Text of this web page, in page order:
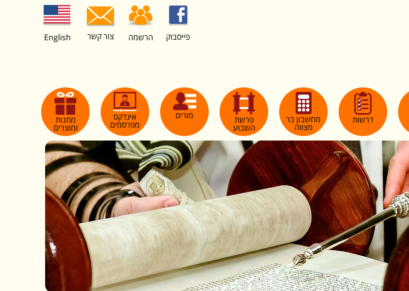
פייסבוק הרשמה צור קשר English
דרשות
מחשבון בר
מצווה
פרשת
השבוע
מורים
אינדקס
מפרסמים
מתנות
ומוצרים